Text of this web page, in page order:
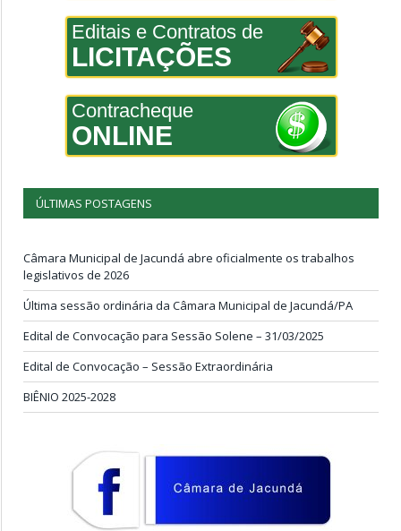
Editais e Contratos de
LICITAÇÕES
Contracheque
ONLINE
ÚLTIMAS POSTAGENS
Câmara Municipal de Jacundá abre oficialmente os trabalhos
legislativos de 2026
Última sessão ordinária da Câmara Municipal de Jacundá/PA
Edital de Convocação para Sessão Solene – 31/03/2025
Edital de Convocação – Sessão Extraordinária
BIÊNIO 2025-2028